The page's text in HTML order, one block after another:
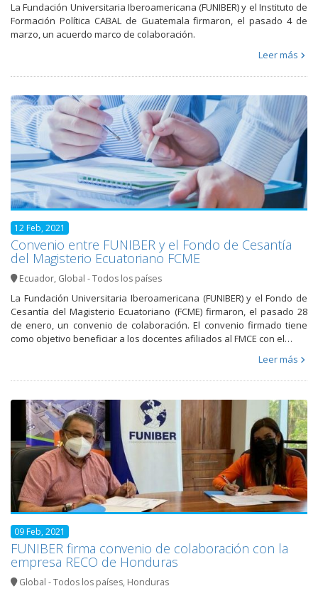
La Fundación Universitaria Iberoamericana (FUNIBER) y el Instituto de
Formación Política CABAL de Guatemala firmaron, el pasado 4 de
marzo, un acuerdo marco de colaboración.
Leer más
12 Feb, 2021
Convenio entre FUNIBER y el Fondo de Cesantía
del Magisterio Ecuatoriano FCME
Ecuador, Global - Todos los países
La Fundación Universitaria Iberoamericana (FUNIBER) y el Fondo de
Cesantía del Magisterio Ecuatoriano (FCME) firmaron, el pasado 28
de enero, un convenio de colaboración. El convenio firmado tiene
como objetivo beneficiar a los docentes afiliados al FMCE con el…
Leer más
09 Feb, 2021
FUNIBER firma convenio de colaboración con la
empresa RECO de Honduras
Global - Todos los países, Honduras